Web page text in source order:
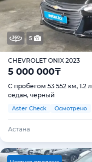
5
CHEVROLET ONIX 2023
5 000 000₸
С пробегом 53 552 км, 1.2
седан, черный
Aster Check Осмотрено
Астана